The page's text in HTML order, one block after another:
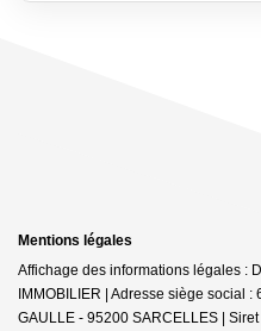
Mentions légales
Affichage des informations légales :
IMMOBILIER | Adresse siège social
GAULLE - 95200 SARCELLES |